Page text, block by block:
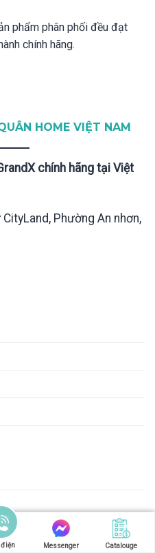
phẩm phân phối đều đạt
chính hãng.
HOME VIỆT NAM
chính hãng tại Việt
Phường An nhơn,
điện Messenger Catalouge